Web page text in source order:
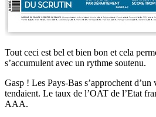
Tout ceci est bel et bien bon et cela
s’accumulent avec un rythme soutenu.
Gasp ! Les Pays-Bas s’approchent d’un
tendaient. Le taux de l’OAT de l’Etat
AAA.